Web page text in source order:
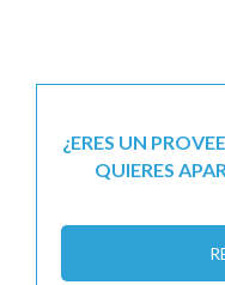
¿ERES UN
QUIERES